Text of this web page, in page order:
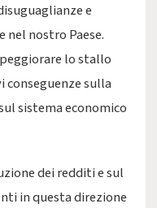
e
nostro Paese.
lo stallo
conseguenze sulla
sistema economico
dei redditi e sul
in questa direzione